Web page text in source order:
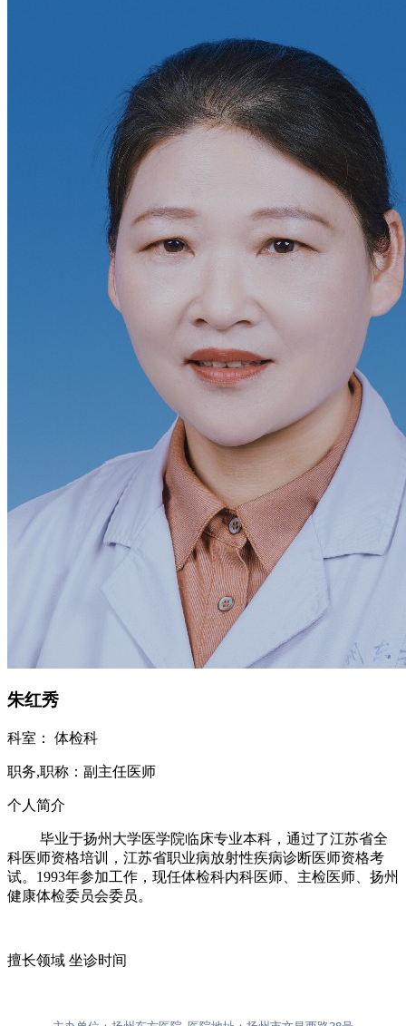
朱红秀
科室： 体检科
职务,职称： 副主任医师
个人简介
毕业于扬州大学医学院临床专业本科，通过了江苏省全
科医师资格培训，江苏省职业病放射性疾病诊断医师资格考
试。1993年参加工作，现任体检科内科医师、主检医师、扬州
健康体检委员会委员。
擅长领域 坐诊时间